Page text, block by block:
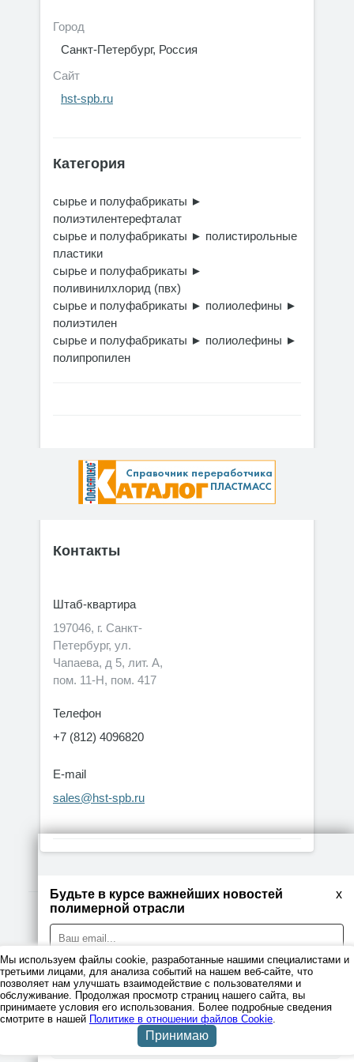
Город
Санкт-Петербург, Россия
Сайт
hst-spb.ru
Категория
сырье и полуфабрикаты ►
полиэтилентерефталат
сырье и полуфабрикаты ► полистирольные
пластики
сырье и полуфабрикаты ►
поливинилхлорид (пвх)
сырье и полуфабрикаты ► полиолефины ►
полиэтилен
сырье и полуфабрикаты ► полиолефины ►
полипропилен
Контакты
Штаб-квартира
197046, г. Санкт-
Петербург, ул.
Чапаева, д 5, лит. А,
пом. 11-Н, пом. 417
Телефон
+7 (812) 4096820
E-mail
sales@hst-spb.ru
x
Будьте в курсе важнейших новостей
полимерной отрасли
Я даю согласие на обработку персональных данных
Подписаться
Правовая информация
Политика
конфиденциальности
Мы используем файлы cookie, разработанные нашими специалистами и
третьими лицами, для анализа событий на нашем веб-сайте, что
позволяет нам улучшать взаимодействие с пользователями и
обслуживание. Продолжая просмотр страниц нашего сайта, вы
принимаете условия его использования. Более подробные сведения
смотрите в нашей Политике в отношении файлов Cookie.
Принимаю